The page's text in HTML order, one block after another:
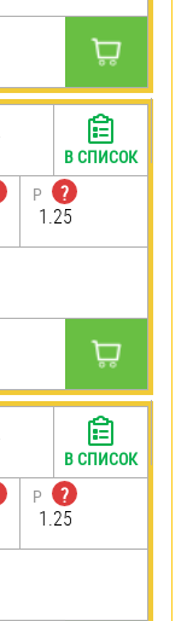
P
?
1.25
В СПИСОК
P
?
1.25
В СПИСОК